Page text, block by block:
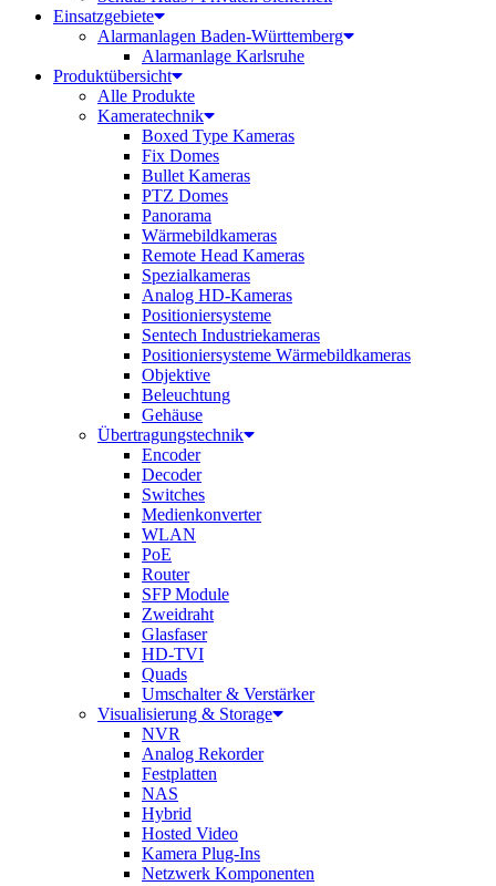
Einsatzgebiete
Alarmanlagen Baden-Württemberg
Alarmanlage Karlsruhe
Produktübersicht
Alle Produkte
Kameratechnik
Boxed Type Kameras
Fix Domes
Bullet Kameras
PTZ Domes
Panorama
Wärmebildkameras
Remote Head Kameras
Spezialkameras
Analog HD-Kameras
Positioniersysteme
Sentech Industriekameras
Positioniersysteme Wärmebildkameras
Objektive
Beleuchtung
Gehäuse
Übertragungstechnik
Encoder
Decoder
Switches
Medienkonverter
WLAN
PoE
Router
SFP Module
Zweidraht
Glasfaser
HD-TVI
Quads
Umschalter & Verstärker
Visualisierung & Storage
NVR
Analog Rekorder
Festplatten
NAS
Hybrid
Hosted Video
Kamera Plug-Ins
Netzwerk Komponenten